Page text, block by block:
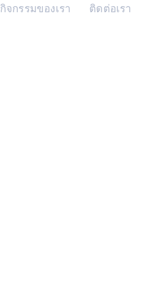
กิจกรรมของเรา ติดต่อเรา